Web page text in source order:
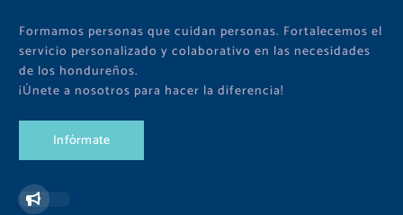
Formamos personas que cuidan personas. Fortalecemos el
servicio personalizado y colaborativo en las necesidades
de los hondureños.
¡Únete a nosotros para hacer la diferencia!
Infórmate